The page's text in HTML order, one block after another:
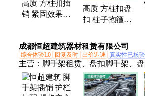
高质 方柱扣插
销 紧固效果好
高质 方柱扣盘
扣 柱子抱箍尺
连接牢固性 加
固可调节
成都恒超建筑器材租赁有限公司
综合体验L0 回复及时 出价迅速 真实性已核验
主营： 脚手架租赁、盘扣脚手架、